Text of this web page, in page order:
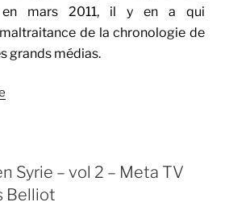
en mars 2011, il y en a qui
de la chronologie de
grands médias.
la
guerre
Syrie – vol 2 – Meta TV
Belliot